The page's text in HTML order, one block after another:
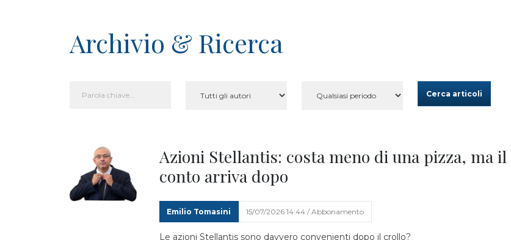
Archivio & Ricerca
Cerca articoli
Azioni Stellantis: costa meno di una pizza, ma il
conto arriva dopo
Emilio Tomasini 15/07/2026 14:44 / Abbonamento
Le azioni Stellantis sono davvero convenienti dopo il crollo?